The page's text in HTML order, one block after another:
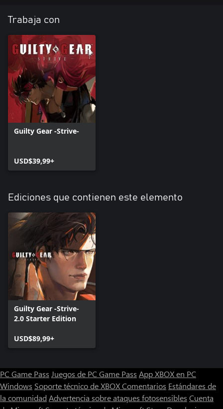
Trabaja con
Guilty Gear -Strive-
USD$39,99+
Ediciones que contienen este elemento
Guilty Gear -Strive-
2.0 Starter Edition
USD$89,99+
PC Game Pass Juegos de PC Game Pass App XBOX en PC
Windows Soporte técnico de XBOXComentarios Estándares de
la comunidad Advertencia sobre ataques fotosensibles Cuenta